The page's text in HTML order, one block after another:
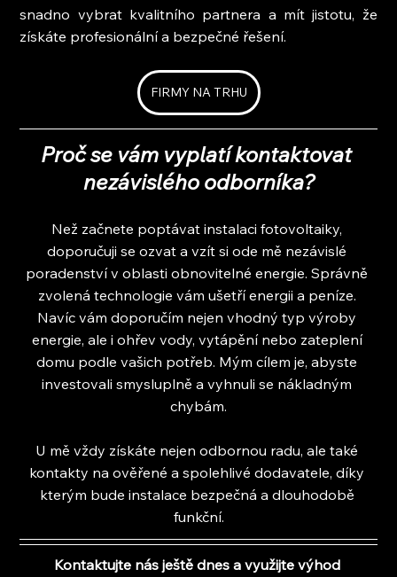
snadno vybrat kvalitního partnera a mít jistotu, že
získáte profesionální a bezpečné řešení.
FIRMY NA TRHU
Proč se vám vyplatí kontaktovat
nezávislého odborníka?
Než začnete poptávat instalaci fotovoltaiky,
doporučuji se ozvat a vzít si ode mě nezávislé
poradenství v oblasti obnovitelné energie. Správně
zvolená technologie vám ušetří energii a peníze.
Navíc vám doporučím nejen vhodný typ výroby
energie, ale i ohřev vody, vytápění nebo zateplení
domu podle vašich potřeb. Mým cílem je, abyste
investovali smysluplně a vyhnuli se nákladným
chybám.
U mě vždy získáte nejen odbornou radu, ale také
kontakty na ověřené a spolehlivé dodavatele, díky
kterým bude instalace bezpečná a dlouhodobě
funkční.
Kontaktujte nás ještě dnes a využijte výhod